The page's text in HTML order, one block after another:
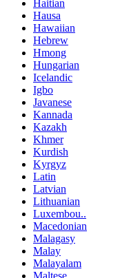
Haitian
Hausa
Hawaiian
Hebrew
Hmong
Hungarian
Icelandic
Igbo
Javanese
Kannada
Kazakh
Khmer
Kurdish
Kyrgyz
Latin
Latvian
Lithuanian
Luxembou..
Macedonian
Malagasy
Malay
Malayalam
Maltese